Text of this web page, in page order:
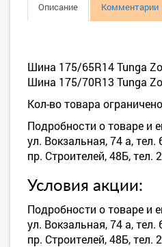
Описание Комментарии
Шина 175/65R14 Tunga
Шина 175/70R13 Tunga
Кол-во товара
Подробности о товаре и
ул. Вокзальная, 74 а, тел.
пр. Строителей, 48Б, тел.
Условия акции:
Подробности о товаре и
ул. Вокзальная, 74 а, тел.
пр. Строителей, 48Б, тел.